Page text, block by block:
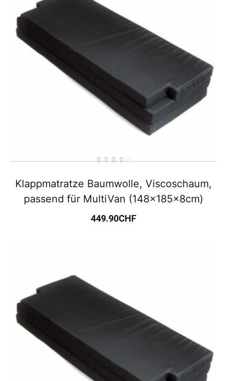
Klappmatratze Baumwolle, Viscoschaum,
passend für MultiVan (148x185x8cm)
449.90CHF